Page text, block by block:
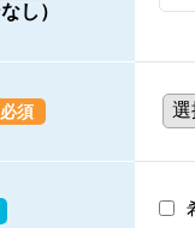
し）
必須